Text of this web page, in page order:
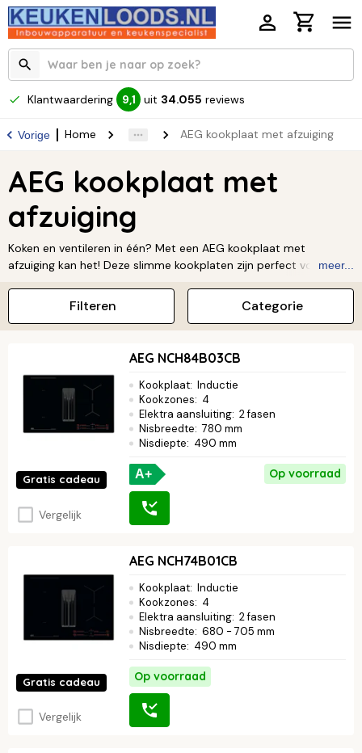
Klantwaardering 9,1 uit 34.055 reviews
Vorige Home AEG kookplaat met afzuiging
AEG kookplaat met
afzuiging
Koken en ventileren in één? Met een AEG kookplaat met
afzuiging kan het! Deze slimme kookplaten zijn perfect voor een
hebt. De afzuiging past zich automatisch aan jouw kookstijl aan.
Zo geniet jij altijd van optimaal comfort en gemak in de keuken.
Benieuwd naar de vrijheid die dit geeft? Ontdek de AEG
kookplaat met afzuiging bij Keukenloods en maak koken nog
meer...
Categorie
Filteren
Gratis cadeau
Vergelijk
AEG NCH84B03CB
Kookplaat: Inductie
Kookzones: 4
Elektra aansluiting: 2 fasen
Nisbreedte: 780 mm
Nisdiepte: 490 mm
A+ Op voorraad
Gratis cadeau
Vergelijk
AEG NCH74B01CB
Kookplaat: Inductie
Kookzones: 4
Elektra aansluiting: 2 fasen
Nisbreedte: 680 - 705 mm
Nisdiepte: 490 mm
Op voorraad